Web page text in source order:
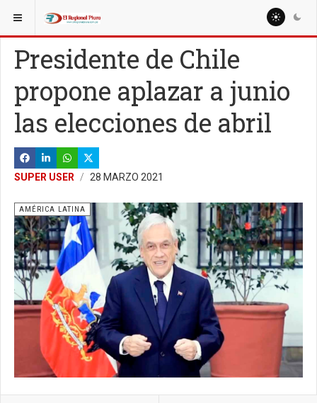
ESTÁ AQUÍ: MUNDO
Presidente de Chile
propone aplazar a junio
las elecciones de abril
SUPER USER 28 MARZO 2021
AMÉRICA LATINA